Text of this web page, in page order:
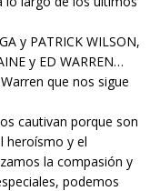
y PATRICK WILSON,
y ED WARREN…
que nos sigue
cautivan porque son
heroísmo y el
la compasión y
podemos